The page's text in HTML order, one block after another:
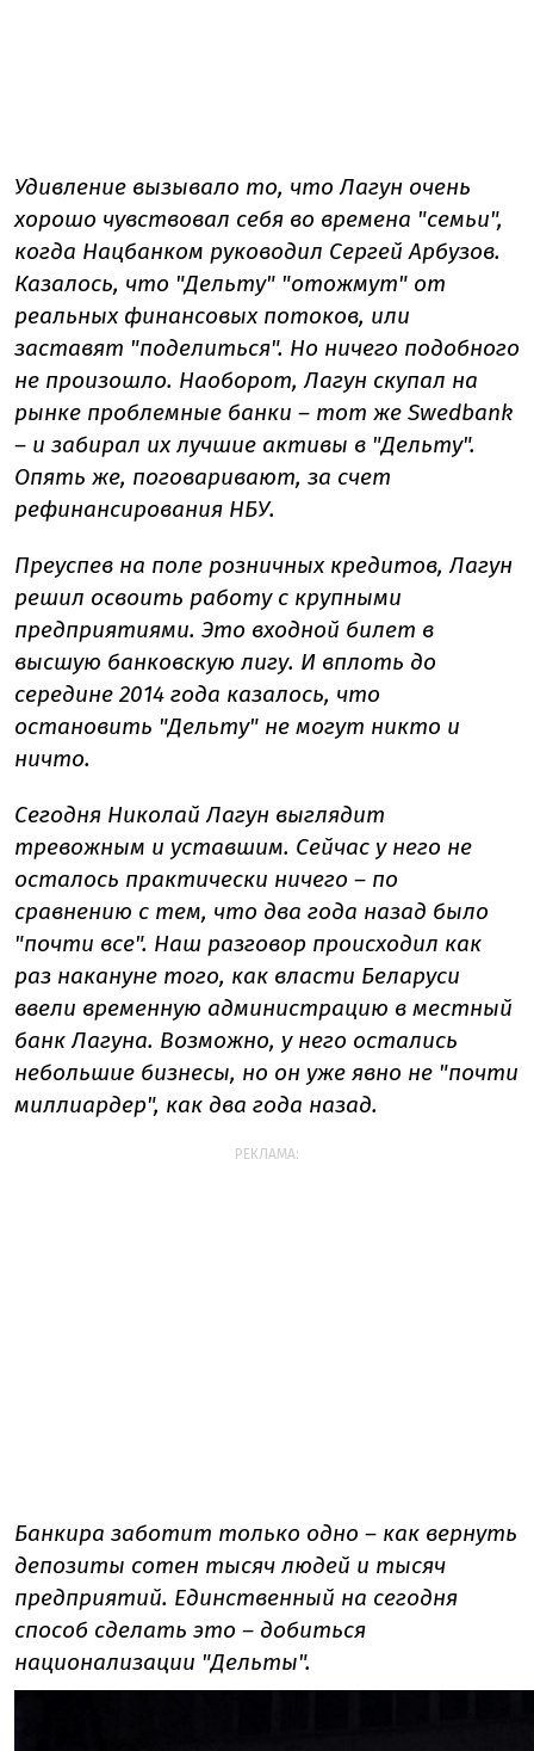
Удивление вызывало то, что Лагун очень
хорошо чувствовал себя во времена "семьи",
когда Нацбанком руководил Сергей Арбузов.
Казалось, что "Дельту" "отожмут" от
реальных финансовых потоков, или
заставят "поделиться". Но ничего подобного
не произошло. Наоборот, Лагун скупал на
рынке проблемные банки – тот же Swedbank
– и забирал их лучшие активы в "Дельту".
Опять же, поговаривают, за счет
рефинансирования НБУ.
Преуспев на поле розничных кредитов, Лагун
решил освоить работу с крупными
предприятиями. Это входной билет в
высшую банковскую лигу. И вплоть до
середине 2014 года казалось, что
остановить "Дельту" не могут никто и
ничто.
Сегодня Николай Лагун выглядит
тревожным и уставшим. Сейчас у него не
осталось практически ничего – по
сравнению с тем, что два года назад было
"почти все". Наш разговор происходил как
раз накануне того, как власти Беларуси
ввели временную администрацию в местный
банк Лагуна. Возможно, у него остались
небольшие бизнесы, но он уже явно не "почти
миллиардер", как два года назад.
РЕКЛАМА:
Банкира заботит только одно – как вернуть
депозиты сотен тысяч людей и тысяч
предприятий. Единственный на сегодня
способ сделать это – добиться
национализации "Дельты".